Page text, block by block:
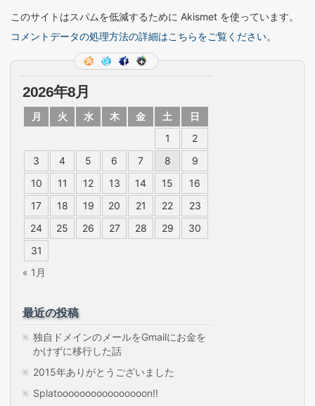
このサイトはスパムを低減するために Akismet を使っています。
コメントデータの処理方法の詳細はこちらをご覧ください。
2026年8月
月 火 水 木 金 土
日
1
2
3
4 5 6 7 8
9
10
11 12 13 14 15
16
17
18 19 20 21 22
23
24
25 26 27 28 29
30
31
« 1月
最近の投稿
独自ドメインのメールをGmailにお金を
かけずに移行した話
2015年ありがとうございました
Splatoooooooooooooooon!!